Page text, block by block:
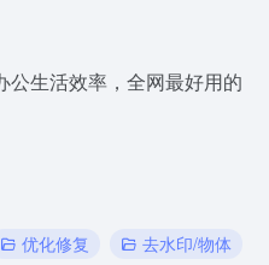
公生活效率，全网最好用的
优化修复
去水印/物体